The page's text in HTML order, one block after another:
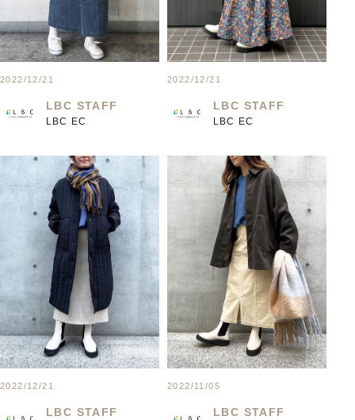
2022/12/21
LBC STAFF
LBC EC
2022/12/21
LBC STAFF
LBC EC
2022/12/21
LBC STAFF
2022/11/05
LBC STAFF